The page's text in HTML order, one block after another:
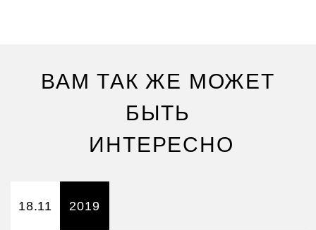
ВАМ ТАК ЖЕ МОЖЕТ
БЫТЬ
ИНТЕРЕСНО
18.11 2019